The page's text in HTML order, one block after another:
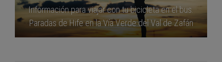
Información para viajar con tu bicicleta en el bus.
Paradas de Hife en la Vía Verde del Val de Zafán